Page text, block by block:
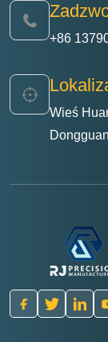
+86
Wieś
Dongguan